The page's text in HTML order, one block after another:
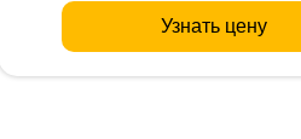
Узнать цену